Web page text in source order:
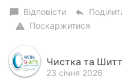
chat_bubble Відповісти reply
warning Поскаржитися
Чистка та
23 січня 2026